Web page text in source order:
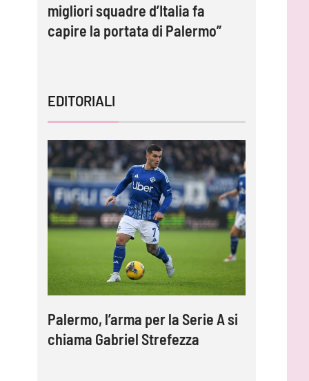
migliori squadre d’Italia fa
capire la portata di Palermo”
EDITORIALI
Palermo, l’arma per la Serie A si
chiama Gabriel Strefezza